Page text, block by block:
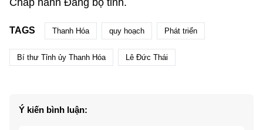
TAGS Thanh Hóa quy hoạch Phát triển
Bí thư Tỉnh ủy Thanh Hóa Lê Đức Thái
Ý kiến bình luận: